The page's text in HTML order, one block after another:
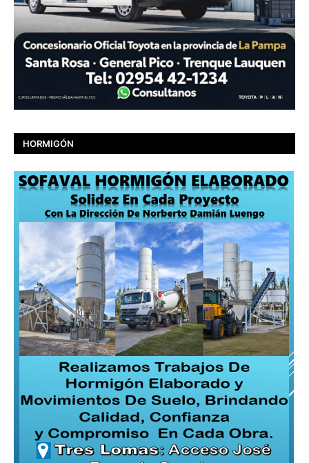
HORMIGÓN